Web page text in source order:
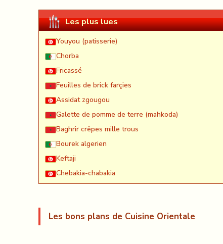
Les plus lues
Youyou (patisserie)
Chorba
Fricassé
Feuilles de brick farçies
Assidat zgougou
Galette de pomme de terre (mahkoda)
Baghrir crêpes mille trous
Bourek algerien
Keftaji
Chebakia-chabakia
Les bons plans de Cuisine Orientale